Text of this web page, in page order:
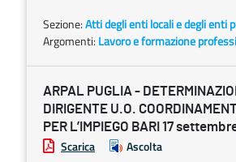
Sezione:Atti degli enti locali e degli enti
Argomenti: Lavoro e formazione
ARPAL PUGLIA -
DIRIGENTE U.O.
PER L’IMPIEGO BARI 17
Scarica Ascolta